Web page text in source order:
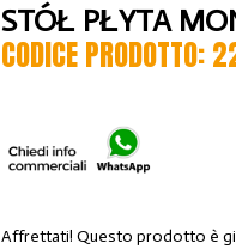
STÓŁ PŁYTA
CODICE PRODOTTO:
Affrettati! Questo prodotto è